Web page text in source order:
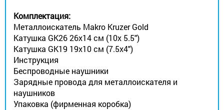
Комплектация:
Металлоискатель Makro Kruzer Gold
Катушка GK26 26x14 см (10x 5.5")
Катушка GK19 19x10 см (7.5x4")
Инструкция
Беспроводные наушники
Зарядные провода для металлоискателя и
наушников
Упаковка (фирменная коробка)